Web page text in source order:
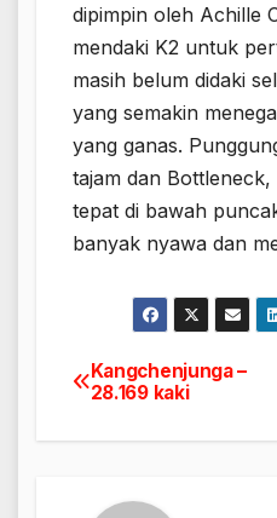
dipimpin oleh Achille
mendaki K2 untuk
masih belum didaki
yang semakin
yang ganas.
tajam dan
tepat di bawah
banyak nyawa dan
Navigasi
pos
Kangchenjunga –
28.169 kaki